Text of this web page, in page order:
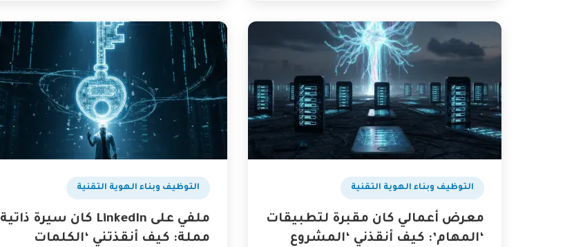
التوظيف وبناء الهوية التقنية
معرض أعمالي كان مقبرة لتطبيقات
‘المهام’: كيف أنقذني ‘المشروع
التوظيف وبناء الهوية التقنية
ملفي على LinkedIn كان سيرة ذاتية
مملة: كيف أنقذتني ‘الكلمات